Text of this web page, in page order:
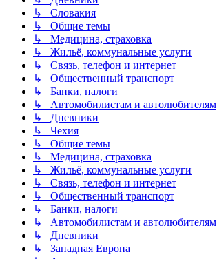
↳ Словакия
↳ Общие темы
↳ Медицина, страховка
↳ Жильё, коммунальные услуги
↳ Связь, телефон и интернет
↳ Общественный транспорт
↳ Банки, налоги
↳ Автомобилистам и автолюбителям
↳ Дневники
↳ Чехия
↳ Общие темы
↳ Медицина, страховка
↳ Жильё, коммунальные услуги
↳ Связь, телефон и интернет
↳ Общественный транспорт
↳ Банки, налоги
↳ Автомобилистам и автолюбителям
↳ Дневники
↳ Западная Европа